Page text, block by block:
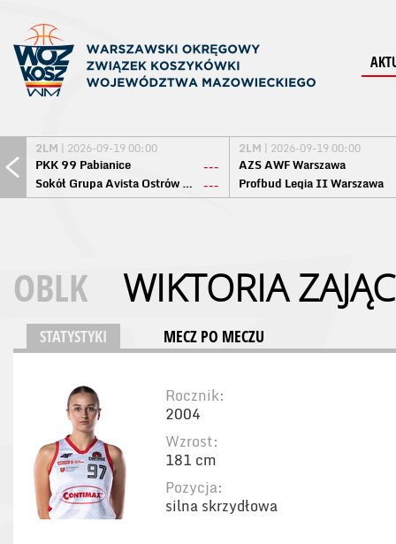
2LM | 2026-09-19 00:00
PKK 99 Pabianice
---
Sokół Grupa Avista Ostrów Maz. ---
2LM | 2026-09-19 00:00
AZS AWF Warszawa
Profbud Legia II Warszawa
OBLK WIKTORIA ZAJĄC
STATYSTYKI MECZ PO MECZU
Rocznik:
2004
Wzrost:
181 cm
Pozycja:
silna skrzydłowa